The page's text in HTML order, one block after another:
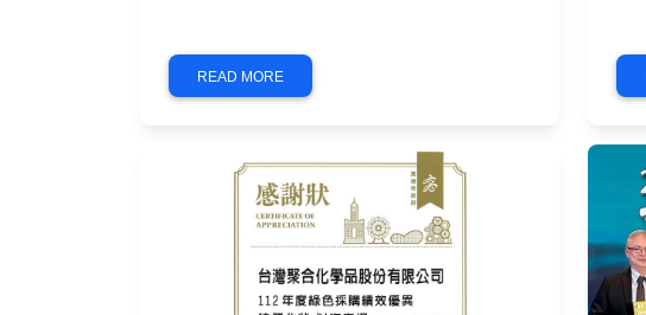
READ MORE